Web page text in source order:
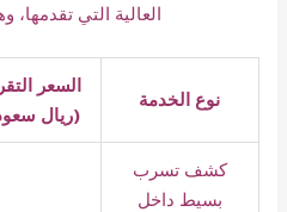
العالية التي تقدمها،
نوع الخدمة
السعر
(ريال
كشف تسرب
بسيط داخل